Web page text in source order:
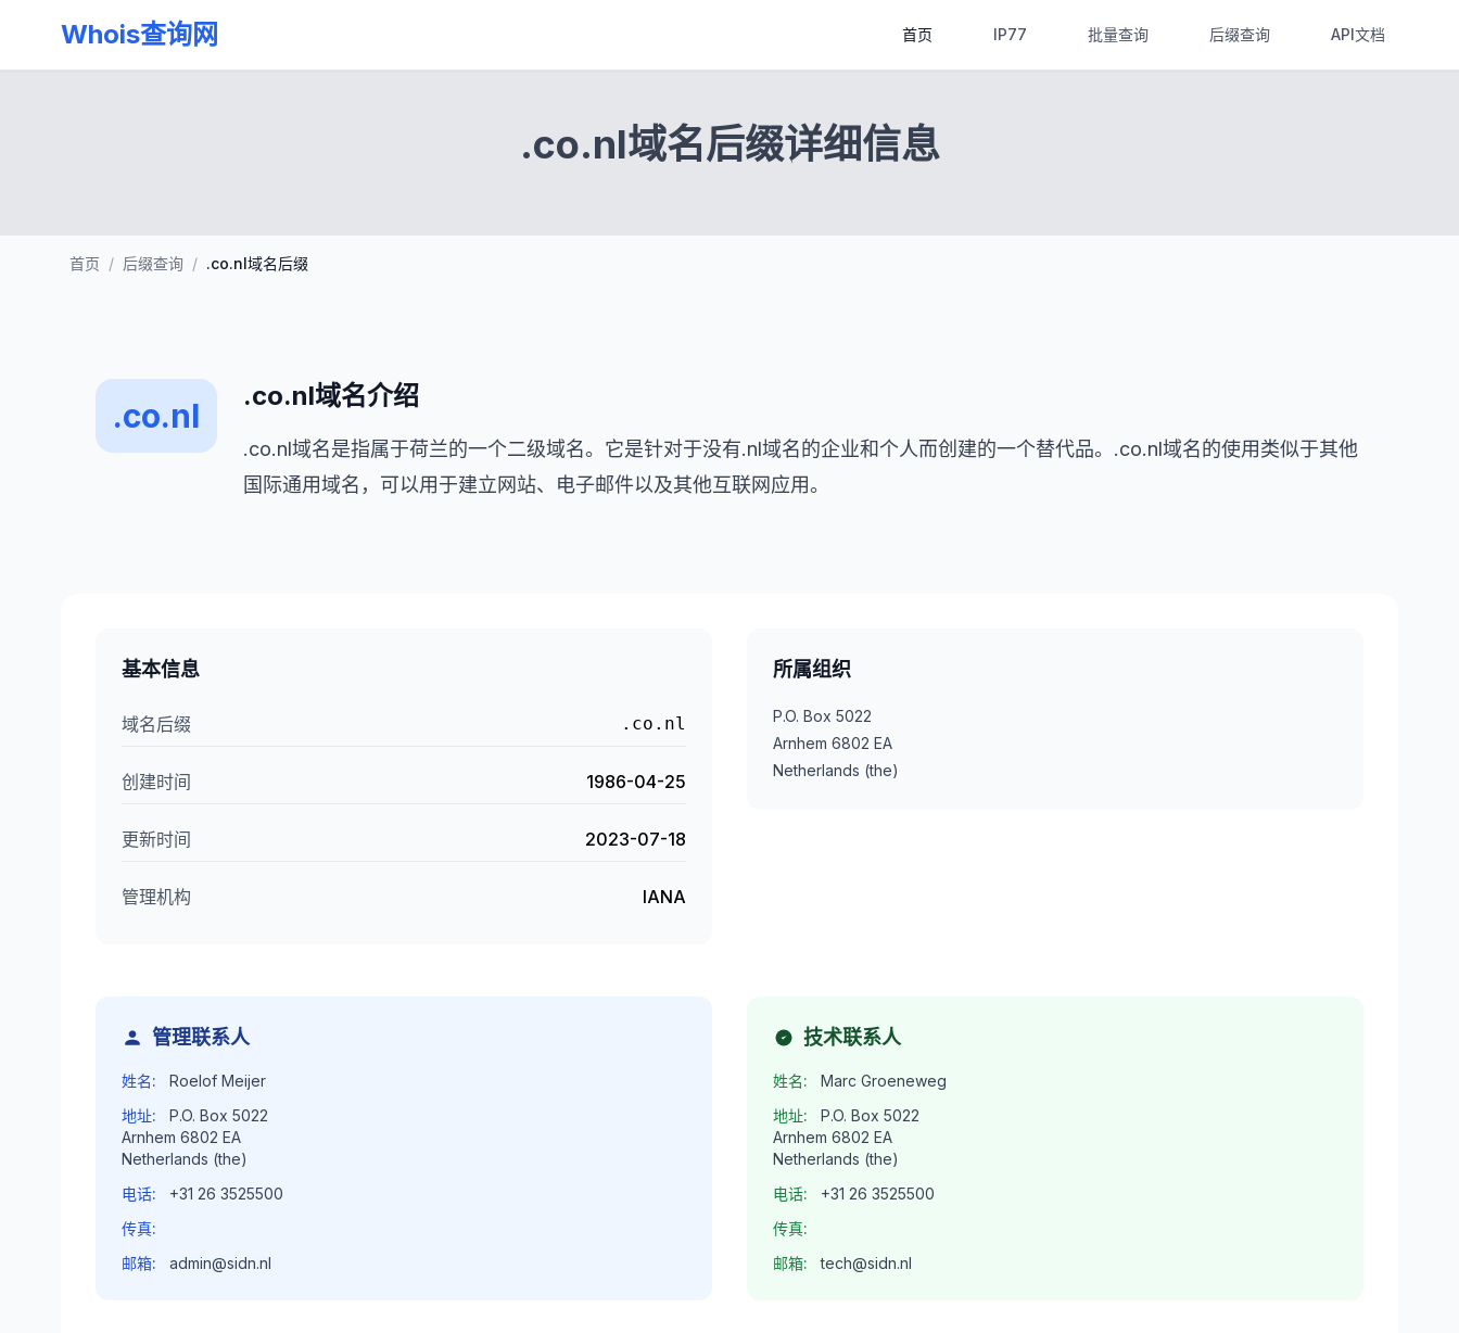
Whois查询网 首页 IP77 批量查询 后缀查询 API文档
.co.nl域名后缀详细信息
首页 / 后缀查询 / .co.nl域名后缀
.co.nl
.co.nl域名介绍
.co.nl域名是指属于荷兰的一个二级域名。它是针对于没有.nl域名的企业和个人而创建的一个替代品。.co.nl域名的使用类似于其他
国际通用域名，可以用于建立网站、电子邮件以及其他互联网应用。
基本信息
域名后缀 .co.nl
创建时间 1986-04-25
更新时间 2023-07-18
管理机构 IANA
所属组织
P.O. Box 5022
Arnhem 6802 EA
Netherlands (the)
管理联系人
姓名:
Roelof Meijer
地址:
P.O. Box 5022
Arnhem 6802 EA
Netherlands (the)
电话:
+31 26 3525500
传真:
邮箱:
admin@sidn.nl
技术联系人
姓名:
Marc Groeneweg
地址:
P.O. Box 5022
Arnhem 6802 EA
Netherlands (the)
电话:
+31 26 3525500
传真:
邮箱:
tech@sidn.nl